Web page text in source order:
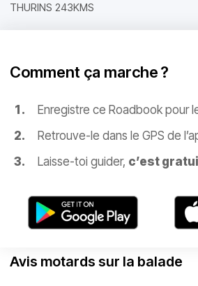
THURINS 243KMS
Comment ça marche ?
Enregistre ce Roadbook pour
Retrouve-le dans le GPS de
Laisse-toi guider, c’est
Avis motards sur la balade